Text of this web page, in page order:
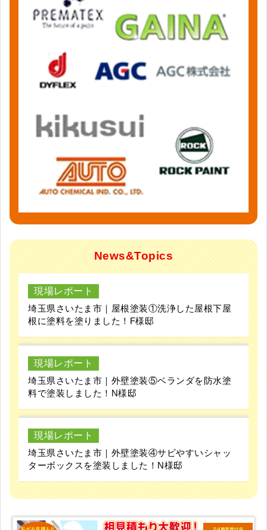
News&Topics
現場レポート
埼玉県さいたま市｜屋根塗装①洗浄した屋根下屋
根に塗料を塗りました！F様邸
現場レポート
埼玉県さいたま市｜外壁塗装⑤ベランダを防水塗
料で塗装しました！N様邸
現場レポート
埼玉県さいたま市｜外壁塗装④サビやすいシャッ
ターボックスを塗装しました！N様邸